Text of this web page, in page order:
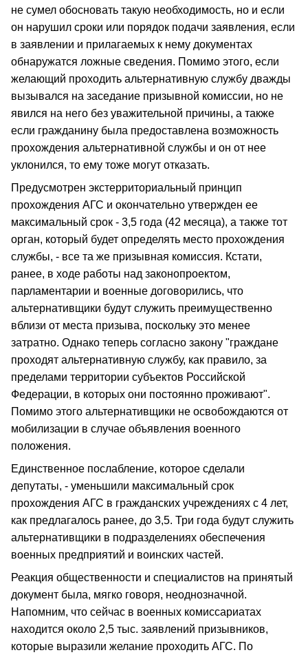
не сумел обосновать такую необходимость, но и если
он нарушил сроки или порядок подачи заявления, если
в заявлении и прилагаемых к нему документах
обнаружатся ложные сведения. Помимо этого, если
желающий проходить альтернативную службу дважды
вызывался на заседание призывной комиссии, но не
явился на него без уважительной причины, а также
если гражданину была предоставлена возможность
прохождения альтернативной службы и он от нее
уклонился, то ему тоже могут отказать.
Предусмотрен экстерриториальный принцип
прохождения АГС и окончательно утвержден ее
максимальный срок - 3,5 года (42 месяца), а также тот
орган, который будет определять место прохождения
службы, - все та же призывная комиссия. Кстати,
ранее, в ходе работы над законопроектом,
парламентарии и военные договорились, что
альтернативщики будут служить преимущественно
вблизи от места призыва, поскольку это менее
затратно. Однако теперь согласно закону "граждане
проходят альтернативную службу, как правило, за
пределами территории субъектов Российской
Федерации, в которых они постоянно проживают".
Помимо этого альтернативщики не освобождаются от
мобилизации в случае объявления военного
положения.
Единственное послабление, которое сделали
депутаты, - уменьшили максимальный срок
прохождения АГС в гражданских учреждениях с 4 лет,
как предлагалось ранее, до 3,5. Три года будут служить
альтернативщики в подразделениях обеспечения
военных предприятий и воинских частей.
Реакция общественности и специалистов на принятый
документ была, мягко говоря, неоднозначной.
Напомним, что сейчас в военных комиссариатах
находится около 2,5 тыс. заявлений призывников,
которые выразили желание проходить АГС. По